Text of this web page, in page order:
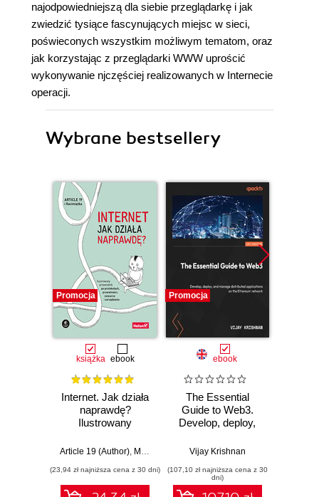
najodpowiedniejszą dla siebie przeglądarkę i jak
zwiedzić tysiące fascynujących miejsc w sieci,
poświeconych wszystkim możliwym tematom, oraz
jak korzystając z przeglądarki WWW uprościć
wykonywanie njczęściej realizowanych w Internecie
operacji.
Wybrane bestsellery
Promocja
książka ebook
Internet. Jak działa
naprawdę?
Ilustrowany
protokołach,
cenzurze i
zarządzaniu
Article 19 (Author) Mallory Knodel (Contributor) ,
(23,94 zł najniższa cena z 30 dni)
Promocja
ebook
The Essential
Guide to Web3.
Develop, deploy,
distributed
Ethereum network
Vijay Krishnan
(107,10 zł najniższa cena z 30
dni)